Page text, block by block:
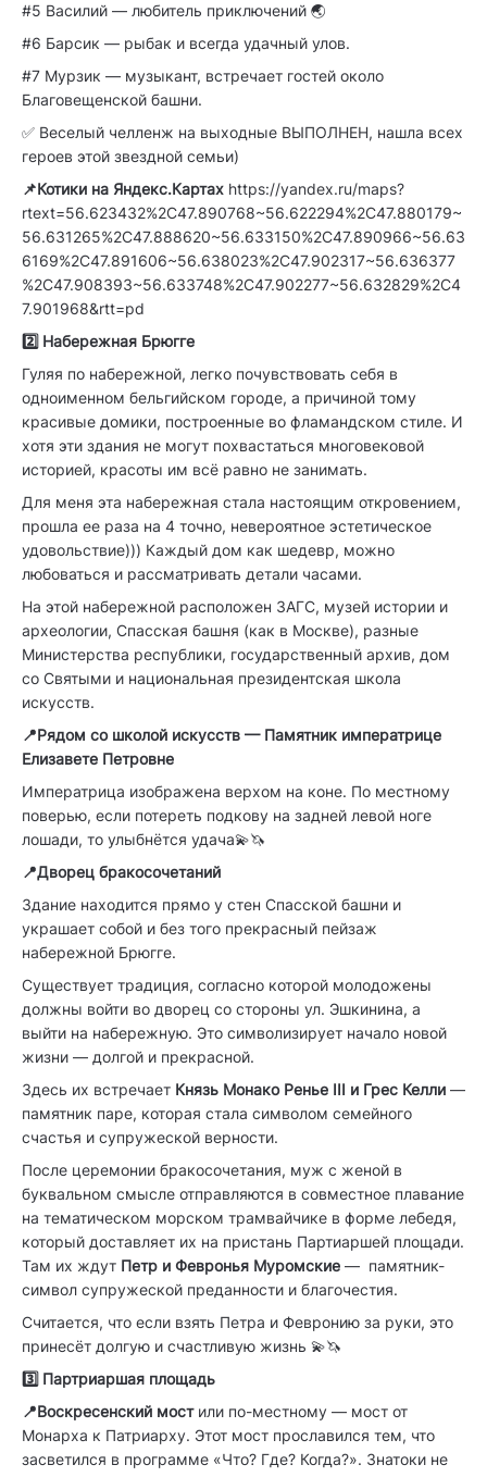
#5 Василий — любитель приключений 🌏
#6 Барсик — рыбак и всегда удачный улов.
#7 Мурзик — музыкант, встречает гостей около
Благовещенской башни.
✅ Веселый челленж на выходные ВЫПОЛНЕН, нашла всех
героев этой звездной семьи)
📌Котики на Яндекс.Картах https://yandex.ru/maps?
rtext=56.623432%2C47.890768~56.622294%2C47.880179~
56.631265%2C47.888620~56.633150%2C47.890966~56.63
6169%2C47.891606~56.638023%2C47.902317~56.636377
%2C47.908393~56.633748%2C47.902277~56.632829%2C4
7.901968&rtt=pd
2️⃣ Набережная Брюгге
Гуляя по набережной, легко почувствовать себя в
одноименном бельгийском городе, а причиной тому
красивые домики, построенные во фламандском стиле. И
хотя эти здания не могут похвастаться многовековой
историей, красоты им всё равно не занимать.
Для меня эта набережная стала настоящим откровением,
прошла ее раза на 4 точно, невероятное эстетическое
удовольствие))) Каждый дом как шедевр, можно
любоваться и рассматривать детали часами.
На этой набережной расположен ЗАГС, музей истории и
археологии, Спасская башня (как в Москве), разные
Министерства республики, государственный архив, дом
со Святыми и национальная президентская школа
искусств.
📍Рядом со школой искусств — Памятник императрице
Елизавете Петровне
Императрица изображена верхом на коне. По местному
поверью, если потереть подкову на задней левой ноге
лошади, то улыбнётся удача💫🦄
📍Дворец бракосочетаний
Здание находится прямо у стен Спасской башни и
украшает собой и без того прекрасный пейзаж
набережной Брюгге.
Существует традиция, согласно которой молодожены
должны войти во дворец со стороны ул. Эшкинина, а
выйти на набережную. Это символизирует начало новой
жизни — долгой и прекрасной.
Здесь их встречает Князь Монако Ренье III и Грес Келли —
памятник паре, которая стала символом семейного
счастья и супружеской верности.
После церемонии бракосочетания, муж с женой в
буквальном смысле отправляются в совместное плавание
на тематическом морском трамвайчике в форме лебедя,
который доставляет их на пристань Партиаршей площади.
Там их ждут Петр и Февронья Муромские — памятник-
символ супружеской преданности и благочестия.
Считается, что если взять Петра и Февронию за руки, это
принесёт долгую и счастливую жизнь 💫🦄
3️⃣ Партриаршая площадь
📍Воскресенский мостили по-местному — мост от
Монарха к Патриарху. Этот мост прославился тем, что
засветился в программе «Что? Где? Когда?». Знатоки не